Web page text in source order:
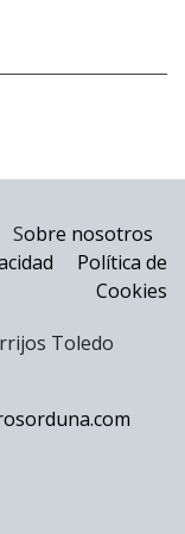
obre nosotros
Política de
Cookies
Toledo